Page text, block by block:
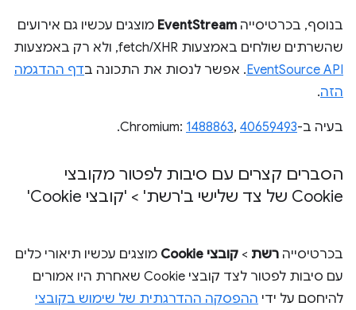
בנוסף, בכרטיסייה EventStream מוצגים עכשיו גם אירועים
שהשרתים שולחים באמצעות fetch/XHR, ולא רק באמצעות
EventSource API. אפשר לנסות את התכונה בדף ההדגמה
הזה.
בעיה ב-Chromium: 1488863, 40659493
.
הסברים קצרים עם סיבות לפטור מקובצי
Cookie של צד שלישי ב'רשת' > 'קובצי Cookie'
בכרטיסייה רשת > קובצי Cookie
מוצגים עכשיו תיאורי כלים
עם סיבות לפטור לצד קובצי Cookie שאחרת היו אמורים
להיחסם על ידי ההפסקה ההדרגתית של שימוש בקובצי